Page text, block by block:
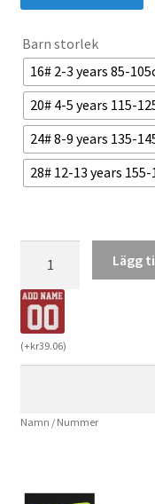
Barn storlek
16# 2-3 years 85-
20# 4-5 years 115-
24# 8-9 years 135-
28# 12-13 years
Bortaställ
VM
2026
Barn
Sandro
Tröja
mängd
Lägg
(+kr39.06)
Namn / Nummer